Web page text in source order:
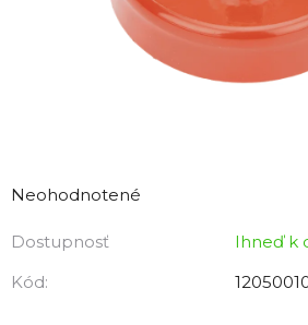
hodnotenie
je
0,0
Neohodnotené
Dostupnosť
Ihneď k
Kód: